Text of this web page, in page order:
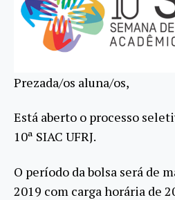
Prezada/os aluna/os,
Está aberto o processo
10ª SIAC UFRJ.
O período da bolsa será de
2019 com carga horária de